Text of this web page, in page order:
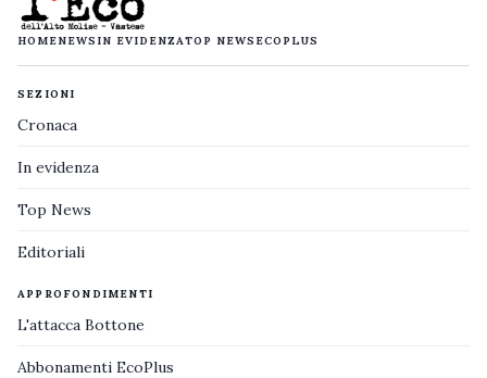
HOMENEWS IN EVIDENZATOP NEWS ECOPLUS
SEZIONI
Cronaca
In evidenza
Top News
Editoriali
APPROFONDIMENTI
L'attacca Bottone
Abbonamenti EcoPlus